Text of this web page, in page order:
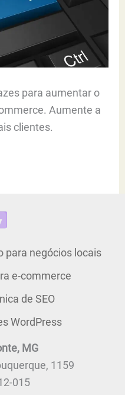
para aumentar o
Aumente a
clientes.
para negócios locais
e-commerce
de SEO
WordPress
MG
1159
015